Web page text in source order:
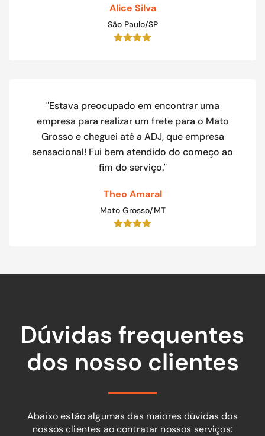
Alice Silva
São Paulo/SP
"Estava preocupado em encontrar uma
empresa para realizar um frete para o Mato
Grosso e cheguei até a ADJ, que empresa
sensacional! Fui bem atendido do começo ao
fim do serviço."
Theo Amaral
Mato Grosso/MT
Dúvidas frequentes
dos nosso clientes
Abaixo estão algumas das maiores dúvidas dos
nossos clientes ao contratar nossos serviços: